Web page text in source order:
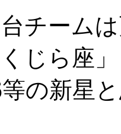
チーム
じら座
等の新星